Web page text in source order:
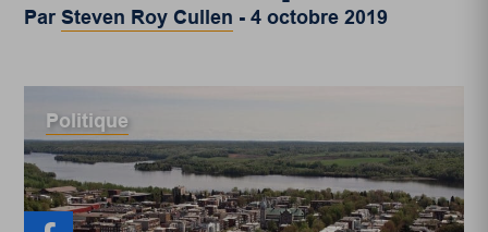
ParSteven Roy Cullen -4 octobre 2019
Politique